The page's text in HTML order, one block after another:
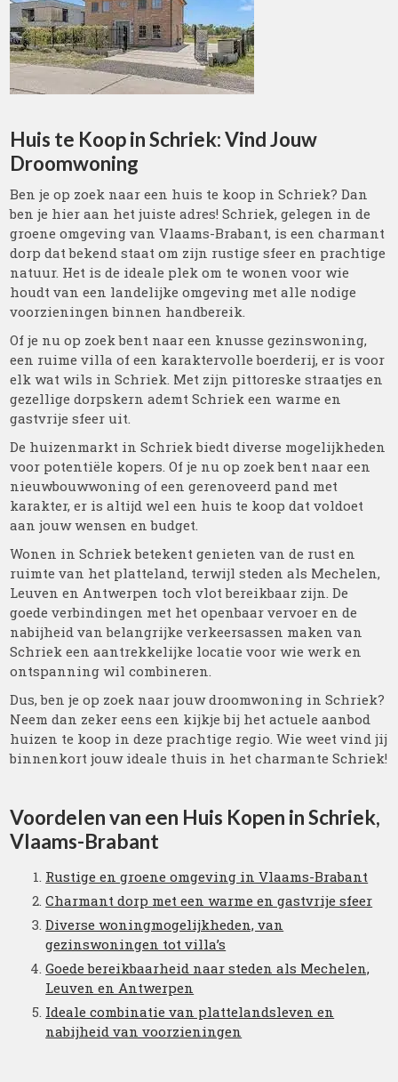
Huis te Koop in Schriek: Vind Jouw
Droomwoning
Ben je op zoek naar een huis te koop in Schriek? Dan
ben je hier aan het juiste adres! Schriek, gelegen in de
groene omgeving van Vlaams-Brabant, is een charmant
dorp dat bekend staat om zijn rustige sfeer en prachtige
natuur. Het is de ideale plek om te wonen voor wie
houdt van een landelijke omgeving met alle nodige
voorzieningen binnen handbereik.
Of je nu op zoek bent naar een knusse gezinswoning,
een ruime villa of een karaktervolle boerderij, er is voor
elk wat wils in Schriek. Met zijn pittoreske straatjes en
gezellige dorpskern ademt Schriek een warme en
gastvrije sfeer uit.
De huizenmarkt in Schriek biedt diverse mogelijkheden
voor potentiële kopers. Of je nu op zoek bent naar een
nieuwbouwwoning of een gerenoveerd pand met
karakter, er is altijd wel een huis te koop dat voldoet
aan jouw wensen en budget.
Wonen in Schriek betekent genieten van de rust en
ruimte van het platteland, terwijl steden als Mechelen,
Leuven en Antwerpen toch vlot bereikbaar zijn. De
goede verbindingen met het openbaar vervoer en de
nabijheid van belangrijke verkeersassen maken van
Schriek een aantrekkelijke locatie voor wie werk en
ontspanning wil combineren.
Dus, ben je op zoek naar jouw droomwoning in Schriek?
Neem dan zeker eens een kijkje bij het actuele aanbod
huizen te koop in deze prachtige regio. Wie weet vind jij
binnenkort jouw ideale thuis in het charmante Schriek!
Voordelen van een Huis Kopen in Schriek,
Vlaams-Brabant
Rustige en groene omgeving in Vlaams-Brabant
Charmant dorp met een warme en gastvrije sfeer
Diverse woningmogelijkheden, van
gezinswoningen tot villa’s
Goede bereikbaarheid naar steden als Mechelen,
Leuven en Antwerpen
Ideale combinatie van plattelandsleven en
nabijheid van voorzieningen